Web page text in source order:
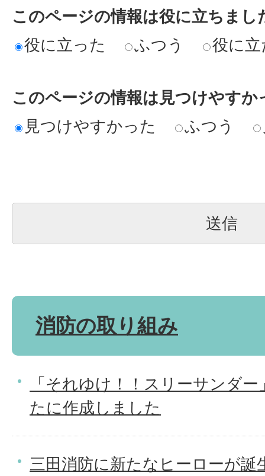
このページの情報は役に立ちまし
役に立った
ふつう 役に
このページの情報は見つけやすか
見つけやすかった
ふつう
消防の取り組み
「それゆけ！！スリーサンダ
たに作成しました
三田消防に新たなヒーローが誕